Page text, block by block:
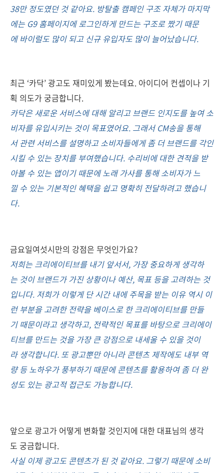
38만 정도였던 것 같아요. 방탈출 캠페인 구조 자체가 마지막
에는 G9 홈페이지에 로그인하게 만드는 구조로 짰기 때문
에 바이럴도 많이 되고 신규 유입자도 많이 늘어났습니다.
최근 ‘카닥’ 광고도 재미있게 봤는데요. 아이디어 컨셉이나 기
획 의도가 궁금합니다.
카닥은 새로운 서비스에 대해 알리고 브랜드 인지도를 높여 소
비자를 유입시키는 것이 목표였어요. 그래서 CM송을 통해
서 관련 서비스를 설명하고 소비자들에게 좀 더 브랜드를 각인
시킬 수 있는 장치를 부여했습니다. 수리비에 대한 견적을 받
아볼 수 있는 앱이기 때문에 노래 가사를 통해 소비자가 느
낄 수 있는 기본적인 혜택을 쉽고 명확히 전달하려고 했습니
다.
금요일여섯시만의 강점은 무엇인가요?
저희는 크리에이티브를 내기 앞서서, 가장 중요하게 생각하
는 것이 브랜드가 가진 상황이나 예산, 목표 등을 고려하는 것
입니다. 저희가 이렇게 단 시간 내에 주목을 받는 이유 역시 이
런 부분을 고려한 전략을 베이스로 한 크리에이티브를 만들
기 때문이라고 생각하고, 전략적인 목표를 바탕으로 크리에이
티브를 만드는 것을 가장 큰 강점으로 내세울 수 있을 것이
라 생각합니다. 또 광고뿐만 아니라 콘텐츠 제작에도 내부 역
량 등 노하우가 풍부하기 때문에 콘텐츠를 활용하여 좀 더 완
성도 있는 광고적 접근도 가능합니다.
앞으로 광고가 어떻게 변화할 것인지에 대한 대표님의 생각
도 궁금합니다.
사실 이제 광고도 콘텐츠가 된 것 같아요. 그렇기 때문에 소비